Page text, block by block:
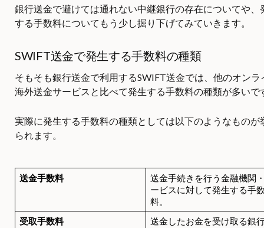
銀行送金で避けては通れない中継銀行の存在についてや、
する手数料についてもう少し掘り下げてみていきます。
SWIFT送金で発生する手数料の種類
そもそも銀行送金で利用するSWIFT送金では、他のオンラ
海外送金サービスと比べて発生する手数料の種類が多いで
実際に発生する手数料の種類としては以下のようなものが
られます。
送金手数料
送金手続きを行う金融機関
ービスに対して発生する手
料。
受取手数料
送金したお金を受け取る銀